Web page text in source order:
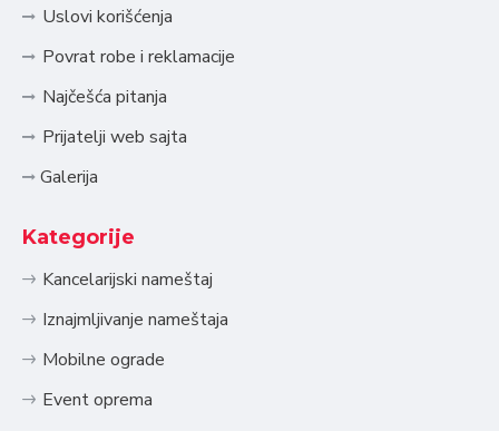
Uslovi korišćenja
Povrat robe i reklamacije
Najčešća pitanja
Prijatelji web sajta
Galerija
Kategorije
Kancelarijski nameštaj
Iznajmljivanje nameštaja
Mobilne ograde
Event oprema